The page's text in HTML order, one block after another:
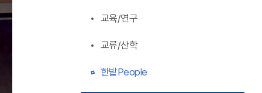
교육/연구
교류/산학
한밭People